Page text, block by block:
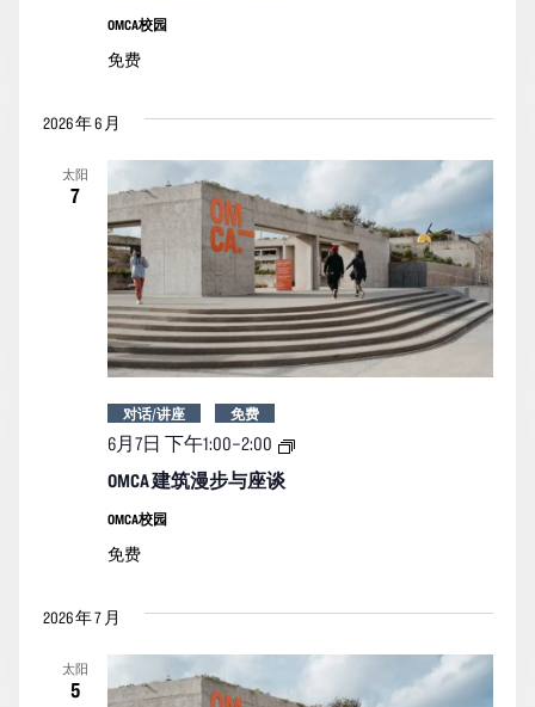
OMCA校园
免费
2026 年 6 月
太阳
7
OMCA 建筑漫步与座谈
6月7日 下午1:00–2:00
OMCA
对话/讲座 免费
OMCA校园
免费
2026 年 7 月
太阳
5